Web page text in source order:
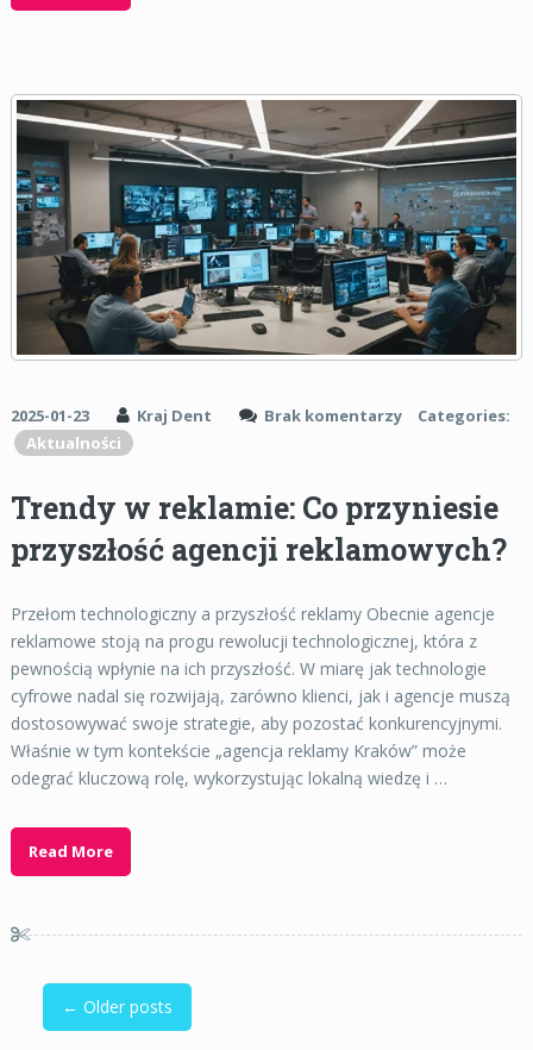
2025-01-23 Kraj Dent Brak komentarzy
Categories:
Aktualności
Trendy w reklamie: Co przyniesie
przyszłość agencji reklamowych?
Przełom technologiczny a przyszłość reklamy Obecnie agencje
reklamowe stoją na progu rewolucji technologicznej, która z
pewnością wpłynie na ich przyszłość. W miarę jak technologie
cyfrowe nadal się rozwijają, zarówno klienci, jak i agencje muszą
dostosowywać swoje strategie, aby pozostać konkurencyjnymi.
Właśnie w tym kontekście „agencja reklamy Kraków” może
odegrać kluczową rolę, wykorzystując lokalną wiedzę i …
Read More
← Older posts